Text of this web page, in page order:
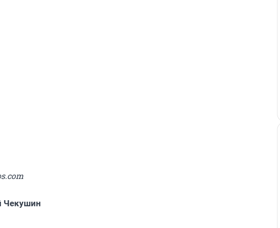
Чекушин